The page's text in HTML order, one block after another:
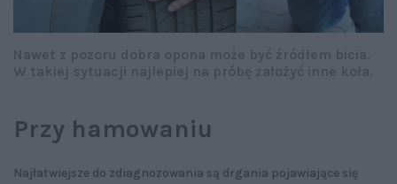
Przy hamowaniu
Najłatwiejsze do zdiagnozowania są drgania pojawiające się